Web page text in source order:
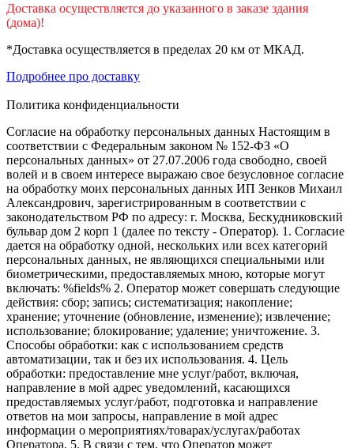
Доставка осуществляется до указанного в заказе здания
(дома)!
*Доставка осуществляется в пределах 20 км от МКАД.
Подробнее про доставку
Политика конфиденциальности
Согласие на обработку персональных данных Настоящим в
соответствии с Федеральным законом № 152-ФЗ «О
персональных данных» от 27.07.2006 года свободно, своей
волей и в своем интересе выражаю свое безусловное согласие
на обработку моих персональных данных ИП Зенков Михаил
Александрович, зарегистрированным в соответствии с
законодательством РФ по адресу: г. Москва, Бескудниковский
бульвар дом 2 корп 1 (далее по тексту - Оператор). 1. Согласие
дается на обработку одной, нескольких или всех категорий
персональных данных, не являющихся специальными или
биометрическими, предоставляемых мною, которые могут
включать: %fields% 2. Оператор может совершать следующие
действия: сбор; запись; систематизация; накопление;
хранение; уточнение (обновление, изменение); извлечение;
использование; блокирование; удаление; уничтожение. 3.
Способы обработки: как с использованием средств
автоматизации, так и без их использования. 4. Цель
обработки: предоставление мне услуг/работ, включая,
направление в мой адрес уведомлений, касающихся
предоставляемых услуг/работ, подготовка и направление
ответов на мои запросы, направление в мой адрес
информации о мероприятиях/товарах/услугах/работах
Оператора. 5. В связи с тем, что Оператор может